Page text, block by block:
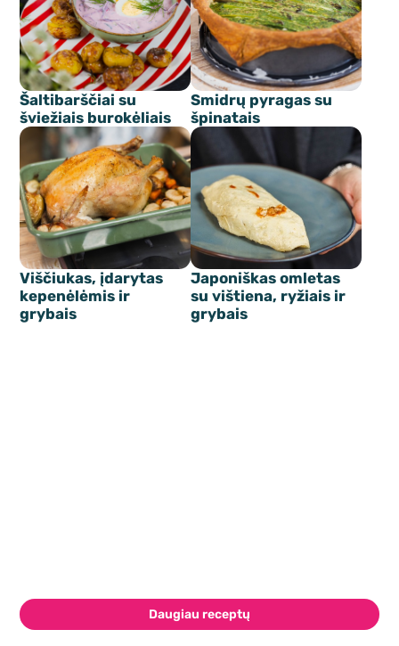
Šaltibarščiai su
šviežiais burokėliais
Smidrų pyragas su
špinatais
Viščiukas, įdarytas
kepenėlėmis ir
grybais
Japoniškas omletas
su vištiena, ryžiais ir
grybais
Daugiau receptų